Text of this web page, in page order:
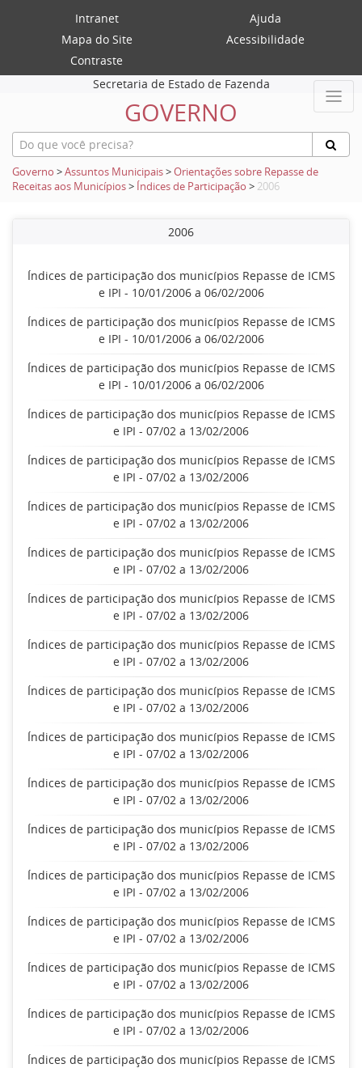
Intranet
Ajuda
Mapa do Site
Acessibilidade
Contraste
Secretaria de Estado de Fazenda
GOVERNO
Governo >Assuntos Municipais>Orientações sobre Repasse de
Receitas aos Municípios> Índices de Participação > 2006
2006
Índices de participação dos municípios Repasse de ICMS
e IPI - 10/01/2006 a 06/02/2006
Índices de participação dos municípios Repasse de ICMS
e IPI - 10/01/2006 a 06/02/2006
Índices de participação dos municípios Repasse de ICMS
e IPI - 10/01/2006 a 06/02/2006
Índices de participação dos municípios Repasse de ICMS
e IPI - 07/02 a 13/02/2006
Índices de participação dos municípios Repasse de ICMS
e IPI - 07/02 a 13/02/2006
Índices de participação dos municípios Repasse de ICMS
e IPI - 07/02 a 13/02/2006
Índices de participação dos municípios Repasse de ICMS
e IPI - 07/02 a 13/02/2006
Índices de participação dos municípios Repasse de ICMS
e IPI - 07/02 a 13/02/2006
Índices de participação dos municípios Repasse de ICMS
e IPI - 07/02 a 13/02/2006
Índices de participação dos municípios Repasse de ICMS
e IPI - 07/02 a 13/02/2006
Índices de participação dos municípios Repasse de ICMS
e IPI - 07/02 a 13/02/2006
Índices de participação dos municípios Repasse de ICMS
e IPI - 07/02 a 13/02/2006
Índices de participação dos municípios Repasse de ICMS
e IPI - 07/02 a 13/02/2006
Índices de participação dos municípios Repasse de ICMS
e IPI - 07/02 a 13/02/2006
Índices de participação dos municípios Repasse de ICMS
e IPI - 07/02 a 13/02/2006
Índices de participação dos municípios Repasse de ICMS
e IPI - 07/02 a 13/02/2006
Índices de participação dos municípios Repasse de ICMS
e IPI - 07/02 a 13/02/2006
Índices de participação dos municípios Repasse de ICMS